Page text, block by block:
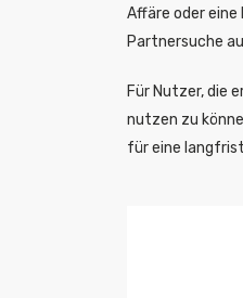
Affäre oder eine
Partnersuche
Für Nutzer, die
nutzen zu
für eine